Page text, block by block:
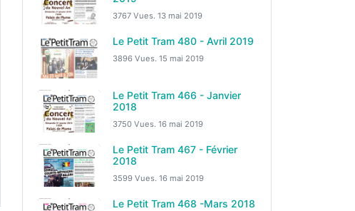
3767 Vues. 13 mai 2019
Le Petit Tram 480 - Avril 2019
3896 Vues. 15 mai 2019
Le Petit Tram 466 - Janvier
2018
3750 Vues. 16 mai 2019
Le Petit Tram 467 - Février
2018
3599 Vues. 16 mai 2019
Le Petit Tram 468 -Mars 2018